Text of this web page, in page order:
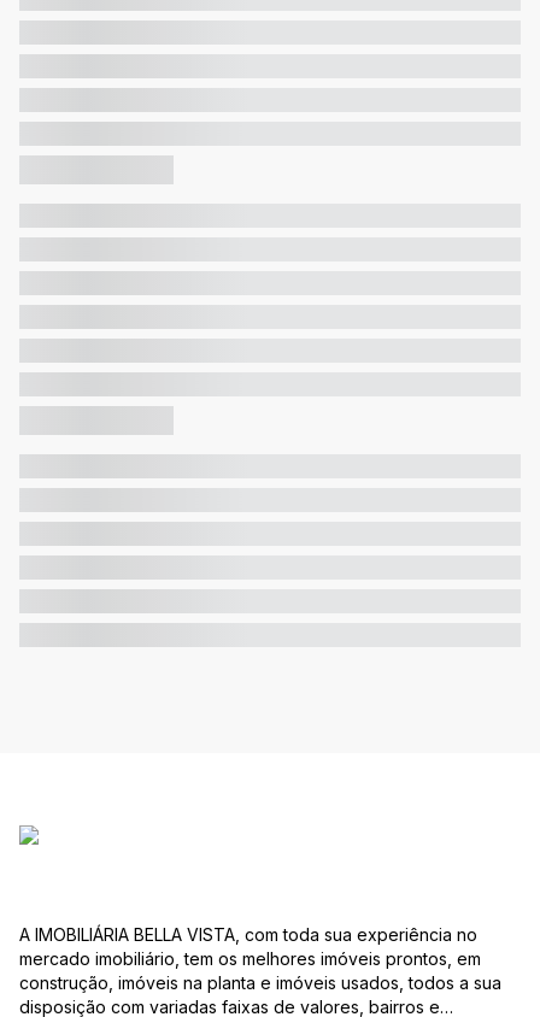
A IMOBILIÁRIA BELLA VISTA, com toda sua experiência no
mercado imobiliário, tem os melhores imóveis prontos, em
construção, imóveis na planta e imóveis usados, todos a sua
disposição com variadas faixas de valores, bairros e